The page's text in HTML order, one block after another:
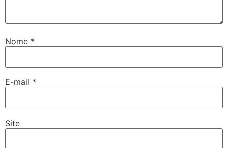
Nome *
E-mail *
Site